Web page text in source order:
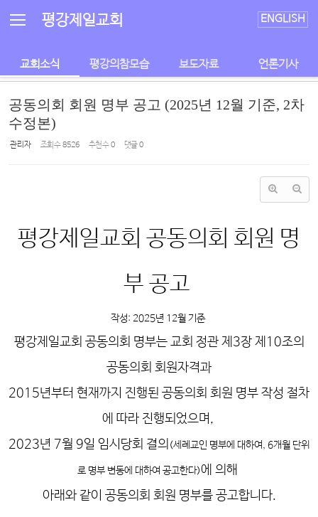
평강제일교회 ENGLISH
교회소식 평강의참모습 보도자료 언론기사
공동의회 회원 명부 공고 (2025년 12월 기준, 2차
수정본)
관리자 조회 수8526 추천 수0 댓글0
평강제일교회 공동의회 회원 명
부 공고
작성: 2025년 12월 기준
평강제일교회 공동의회 명부는 교회 정관 제3장 제10조의
공동의회 회원자격과
2015년부터 현재까지 진행된 공동의회 회원 명부 작성 절차
에 따라 진행되었으며,
2023년 7월 9일 임시당회 결의 (세례교인 명부에 대하여, 6개월 단위
로 명부 변동에 대하여 공고한다)에 의해
아래와 같이 공동의회 회원 명부를 공고합니다.